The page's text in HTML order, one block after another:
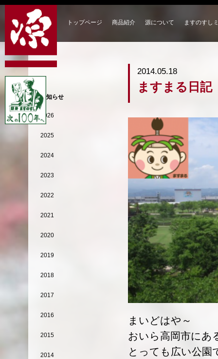
トップページ 商品紹介 源について ますのすし
2014.05.18
ますまる日記
まいどはや～
おいら高岡市にあ
とっても広い公園
お知らせ
2026
2025
2024
2023
2022
2021
2020
2019
2018
2017
2016
2015
2014